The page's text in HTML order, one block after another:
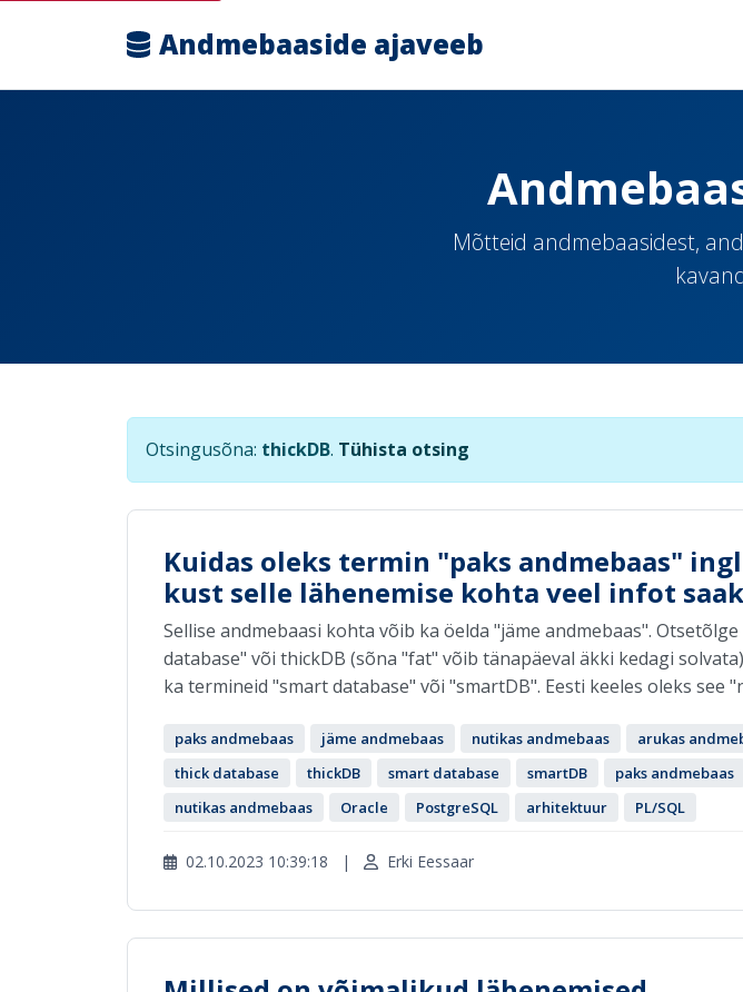
Andmebaaside ajaveeb
Mõtteid andmebaasidest,
Otsingusõna: thickDB. Tühista otsing
Kuidas oleks termin "paks andmebaas"
kust selle lähenemise kohta veel infot
Sellise andmebaasi kohta võib ka öelda "jäme andmebaas".
database" või thickDB (sõna "fat" võib tänapäeval äkki kedagi
ka termineid "smart database" või "smartDB". Eesti keeles oleks see
paks andmebaas jäme andmebaas nutikas andmebaas
arukas
thick database
thickDB smart database smartDB
paks andmebaas
nutikas andmebaas
Oracle PostgreSQL arhitektuur PL/SQL
02.10.2023 10:39:18 | Erki Eessaar